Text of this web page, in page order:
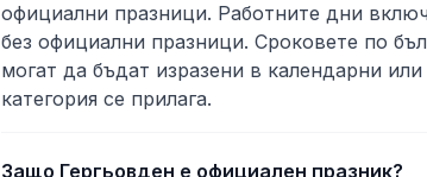
официални празници. Работните дни
без официални празници. Сроковете по
могат да бъдат изразени в календарни
категория се прилага.
Защо Гергьовден е официален празник?